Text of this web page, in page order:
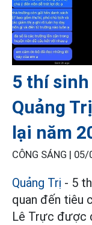
5 thí
Quảng
lại năm
CÔNG SÁNG | 05/
Quảng Trị - 5
quan đến tiêu
Lê Trực được